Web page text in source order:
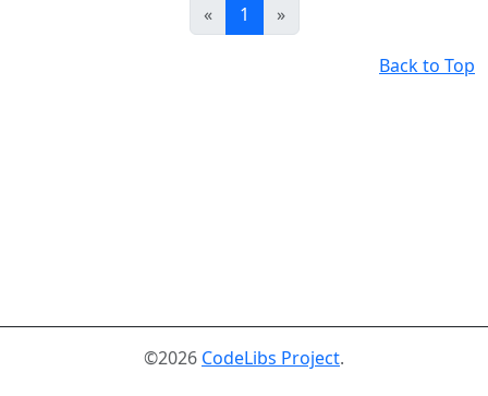
«Prev
1 Next
»
Back to Top
©2026 CodeLibs Project.